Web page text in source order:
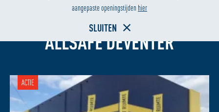
aangepaste openingstijden hier
SLUITEN
OPSLAGRUIMTE HUREN BIJ
ALLSAFE DEVENTER
ACTIE